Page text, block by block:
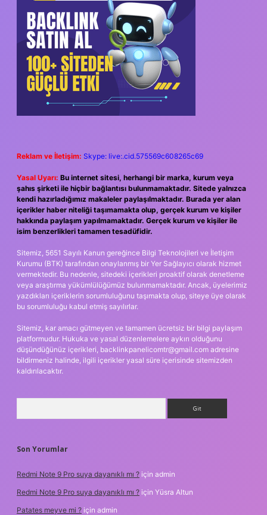
Reklam ve İletişim: Skype: live:.cid.575569c608265c69
Yasal Uyarı: Bu internet sitesi, herhangi bir marka, kurum veya
şahıs şirketi ile hiçbir bağlantısı bulunmamaktadır. Sitede yalnızca
kendi hazırladığımız makaleler paylaşılmaktadır. Burada yer alan
içerikler haber niteliği taşımamakta olup, gerçek kurum ve kişiler
hakkında paylaşım yapılmamaktadır. Gerçek kurum ve kişiler ile
isim benzerlikleri tamamen tesadüfidir.
Sitemiz, 5651 Sayılı Kanun gereğince Bilgi Teknolojileri ve İletişim
Kurumu (BTK) tarafından onaylanmış bir Yer Sağlayıcı olarak hizmet
vermektedir. Bu nedenle, sitedeki içerikleri proaktif olarak denetleme
veya araştırma yükümlülüğümüz bulunmamaktadır. Ancak, üyelerimiz
yazdıkları içeriklerin sorumluluğunu taşımakta olup, siteye üye olarak
bu sorumluluğu kabul etmiş sayılırlar.
Sitemiz, kar amacı gütmeyen ve tamamen ücretsiz bir bilgi paylaşım
platformudur. Hukuka ve yasal düzenlemelere aykırı olduğunu
düşündüğünüz içerikleri, backlinkpanelicomtr@gmail.com adresine
bildirmeniz halinde, ilgili içerikler yasal süre içerisinde sitemizden
kaldırılacaktır.
Son Yorumlar
Redmi Note 9 Pro suya dayanıklı mı ? için admin
Redmi Note 9 Pro suya dayanıklı mı ? için Yüsra Altun
Patates meyve mi ? için admin